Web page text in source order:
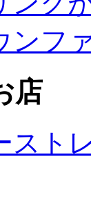
ンフ
店
スト